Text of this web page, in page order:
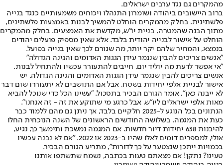
מהמקרים גם נגד ערבים ישראלים.
ברוב היישובים ביהודה ושומרון התנהלו ויכוחים משמעותיים כנגד בנייה
פלשתינית. בחלק מהמקרים הוחלט להמשיך לבנות באמצעות פלשתינים,
מתוך הבנה שהמטרה, בניית יו"ש, מקדשת את האמצעים. בחלק מהמקרים
הוחלט על אישור לבנייה יהודית בלבד. אלא שאין מספיק פועלים יהודים
בנמצא, והמחיר שלהם יקר יותר, מה שגורם לכך שאין בנייה בפועל.
"אנשים צריכים להבין שנגמר עידן הגגות האדומים והגינה הגדולה"
"אי אפשר לדעת מה יוליד יום, חייבים להתעורר עכשיו ולהתחיל לבנות.
אנשים צריכים להבין שנגמר עידן הגגות האדומים והגינה הגדולה. יש
אישור לבניית אלפי יחידות בשטח, אבל אם התושבים לא יתעוררו שום דבר
לא ייבנה כאן", אומר הגורם הבכיר בתסכול. "עשינו הכל כדי שנוכל להביא
מאות אלפי ישראלים ליו"ש, אבל כרגע מי שתוקע את זה - זה אנחנו".
הנתונים בכל הנוגע ל-2025 חלקיים בלבד, אך ניתן גם מהם ללמוד כבר
כעת את המגמה. בשלושה החודשים הראשונים של השנה הנוכחית החלו
להיבנות 638 יחידות דיור חדשות. אם המגמה נמשכת ותימשך כך, נגיע,
אולי, למספרים דומים לאלו שהיו ב-2023 או 2022. "אם לא נבנה עכשיו
בכמויות ייתכן שנצטער על כך לדורות", מתריע הגורם הבכיר.
טעינו? נתקן! אם מצאתם טעות בכתבה, נשמח שתשתפו אותנו